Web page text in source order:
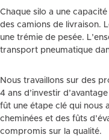
Chaque silo a une
des camions de livraison.
une trémie de pesée.
transport pneumatique
Nous travaillons sur des
4 ans d’investir
fût une étape clé qui nous
cheminées et des fûts
compromis sur la qualité.